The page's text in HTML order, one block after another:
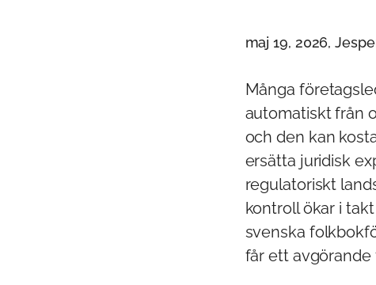
maj 19, 2026,
Många
automatiskt från
och den kan
ersätta juridisk
regulatoriskt
kontroll ökar i
svenska
får ett avgörande